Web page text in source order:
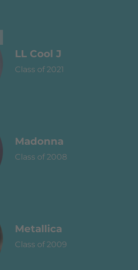
LL Cool J
Class of 2021
Madonna
Class of 2008
Metallica
Class of 2009